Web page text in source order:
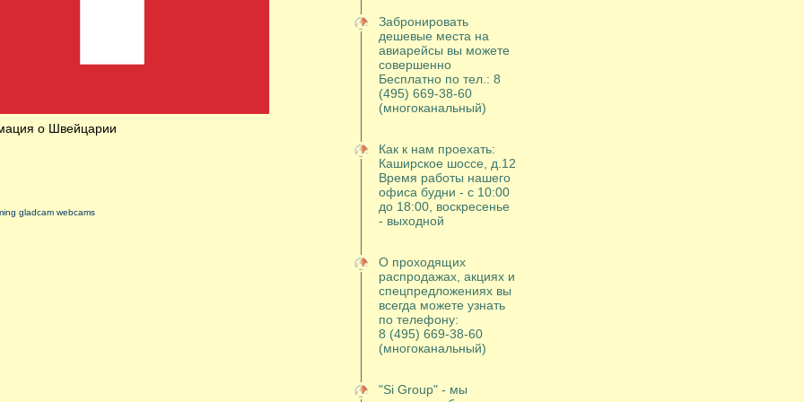
о Швейцарии
gladcam webcams
Забронировать
дешевые места на
авиарейсы вы можете
совершенно
Бесплатно по тел.: 8
(495) 669-38-60
(многоканальный)
Как к нам проехать:
Каширское шоссе, д.12
Время работы нашего
офиса будни - с 10:00
до 18:00, воскресенье
- выходной
О проходящих
распродажах, акциях и
спецпредложениях вы
всегда можете узнать
по телефону:
8 (495) 669-38-60
(многоканальный)
"Si Group" - мы